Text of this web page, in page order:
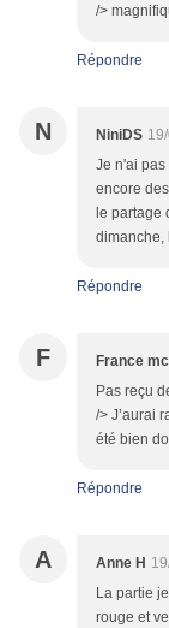
/>
Répondre
N NiniDS
Je n'ai
encore
le partage
dimanche,
Répondre
F France mc
Pas reçu
/> J’aurai
été bien
Répondre
A Anne H
La partie
rouge et